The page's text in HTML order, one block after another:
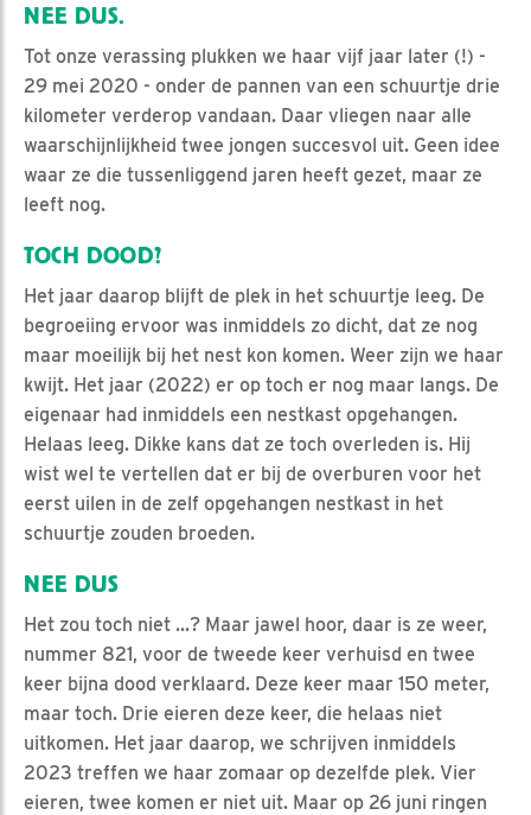
NEE DUS.
Tot onze verassing plukken we haar vijf jaar later (!) -
29 mei 2020 - onder de pannen van een schuurtje drie
kilometer verderop vandaan. Daar vliegen naar alle
waarschijnlijkheid twee jongen succesvol uit. Geen idee
waar ze die tussenliggend jaren heeft gezet, maar ze
leeft nog.
TOCH DOOD?
Het jaar daarop blijft de plek in het schuurtje leeg. De
begroeiing ervoor was inmiddels zo dicht, dat ze nog
maar moeilijk bij het nest kon komen. Weer zijn we haar
kwijt. Het jaar (2022) er op toch er nog maar langs. De
eigenaar had inmiddels een nestkast opgehangen.
Helaas leeg. Dikke kans dat ze toch overleden is. Hij
wist wel te vertellen dat er bij de overburen voor het
eerst uilen in de zelf opgehangen nestkast in het
schuurtje zouden broeden.
NEE DUS
Het zou toch niet ...? Maar jawel hoor, daar is ze weer,
nummer 821, voor de tweede keer verhuisd en twee
keer bijna dood verklaard. Deze keer maar 150 meter,
maar toch. Drie eieren deze keer, die helaas niet
uitkomen. Het jaar daarop, we schrijven inmiddels
2023 treffen we haar zomaar op dezelfde plek. Vier
eieren, twee komen er niet uit. Maar op 26 juni ringen